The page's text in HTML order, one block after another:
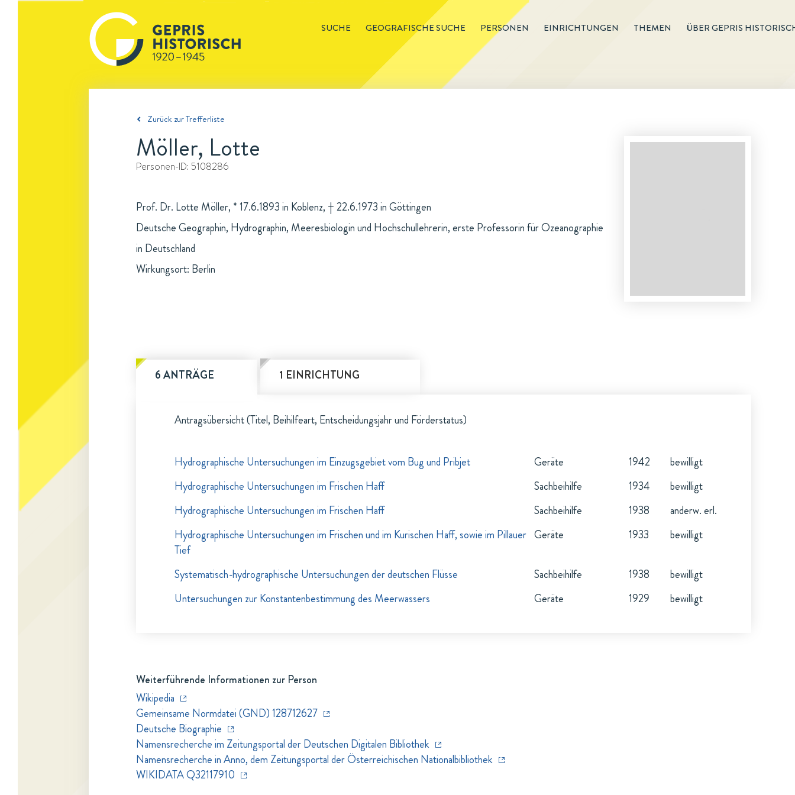
SUCHE GEOGRAFISCHE SUCHE PERSONEN EINRICHTUNGEN THEMEN ÜBER GEPRIS
Zurück zur Trefferliste
Möller, Lotte
Personen-ID: 5108286
Prof. Dr. Lotte Möller, * 17.6.1893 in Koblenz, † 22.6.1973 in Göttingen
Deutsche Geographin, Hydrographin, Meeresbiologin und Hochschullehrerin, erste Professorin für Ozeanographie
in Deutschland
Wirkungsort: Berlin
6 ANTRÄGE 1 EINRICHTUNG
Antragsübersicht (Titel, Beihilfeart, Entscheidungsjahr und Förderstatus)
Hydrographische Untersuchungen im Einzugsgebiet vom Bug und Pribjet Geräte 1942
bewilligt
Hydrographische Untersuchungen im Frischen Haff
Sachbeihilfe 1934
bewilligt
Hydrographische Untersuchungen im Frischen Haff
Sachbeihilfe 1938
anderw. erl.
Hydrographische Untersuchungen im Frischen und im Kurischen Haff, sowie im Pillauer
Tief
Geräte 1933 bewilligt
Systematisch-hydrographische Untersuchungen der deutschen Flüsse Sachbeihilfe 1938
bewilligt
Untersuchungen zur Konstantenbestimmung des Meerwassers
Geräte 1929 bewilligt
Weiterführende Informationen zur Person
Wikipedia
Gemeinsame Normdatei (GND) 128712627
Deutsche Biographie
Namensrecherche im Zeitungsportal der Deutschen Digitalen Bibliothek
Namensrecherche in Anno, dem Zeitungsportal der Österreichischen Nationalbibliothek
WIKIDATA Q32117910